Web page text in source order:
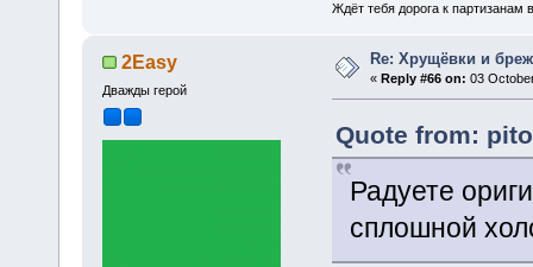
Ждёт тебя дорога к партизанам
2Easy
Дважды герой
Re: Хрущёвки и
«Reply #66 on: 03
Quote from:
Радуете
сплошной